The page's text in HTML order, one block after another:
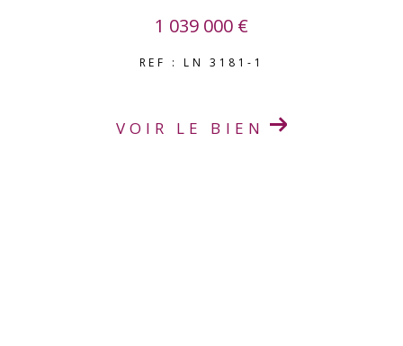
1 039 000 €
REF : LN 3181-1
VOIR LE BIEN